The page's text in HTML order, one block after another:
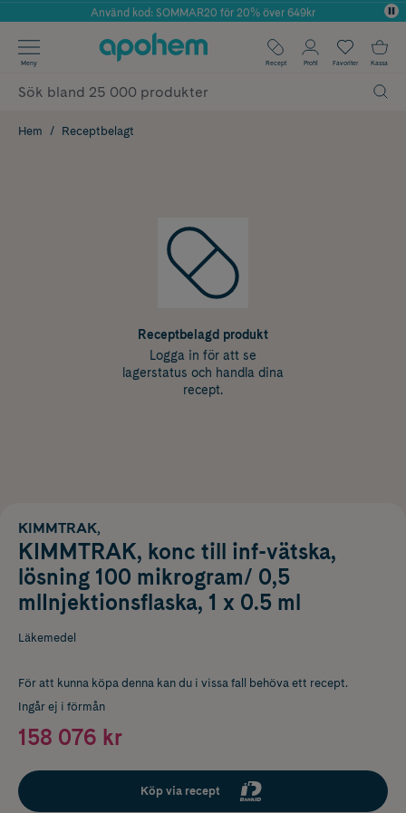
Årets Butik 2025 inom Skönhet
Använd kod: SOMMAR20 för 20% över 649kr
✓ Fri frakt
✓ Poäng på alla köp*
Meny Recept Profil Favoriter Kassa
Hem Receptbelagt
Receptbelagd produkt
Logga in för att se
lagerstatus och handla dina
recept.
KIMMTRAK,
KIMMTRAK, konc till inf-vätska,
lösning 100 mikrogram/ 0,5
mlInjektionsflaska, 1 x 0.5 ml
Läkemedel
För att kunna köpa denna kan du i vissa fall behöva ett recept.
Ingår ej i förmån
158 076 kr
Köp via recept